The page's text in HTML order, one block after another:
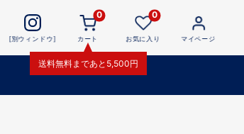
[別ウィンドウ]
0
カート
送料無料まであと 5,500円
0
お気に入り マイページ